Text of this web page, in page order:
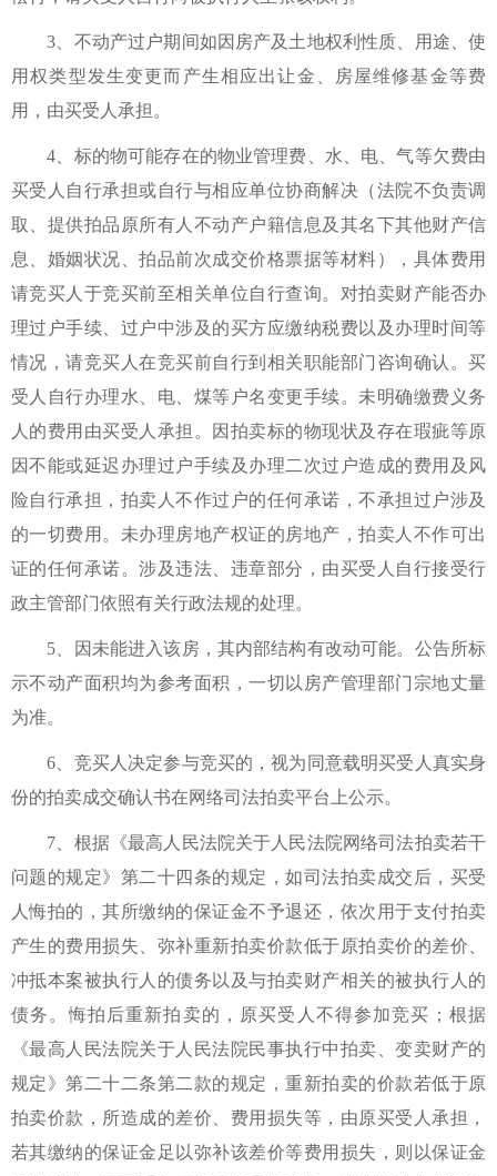
3、不动产过户期间如因房产及土地权利性质、用途、使
用权类型发生变更而产生相应出让金、房屋维修基金等费
用，由买受人承担。
4、标的物可能存在的物业管理费、水、电、气等欠费由
买受人自行承担或自行与相应单位协商解决（法院不负责调
取、提供拍品原所有人不动产户籍信息及其名下其他财产信
息、婚姻状况、拍品前次成交价格票据等材料），具体费用
请竞买人于竞买前至相关单位自行查询。对拍卖财产能否办
理过户手续、过户中涉及的买方应缴纳税费以及办理时间等
情况，请竞买人在竞买前自行到相关职能部门咨询确认。买
受人自行办理水、电、煤等户名变更手续。未明确缴费义务
人的费用由买受人承担。因拍卖标的物现状及存在瑕疵等原
因不能或延迟办理过户手续及办理二次过户造成的费用及风
险自行承担，拍卖人不作过户的任何承诺，不承担过户涉及
的一切费用。未办理房地产权证的房地产，拍卖人不作可出
证的任何承诺。涉及违法、违章部分，由买受人自行接受行
政主管部门依照有关行政法规的处理。
5、因未能进入该房，其内部结构有改动可能。公告所标
示不动产面积均为参考面积，一切以房产管理部门宗地丈量
为准。
6、竞买人决定参与竞买的，视为同意载明买受人真实身
份的拍卖成交确认书在网络司法拍卖平台上公示。
7、根据《最高人民法院关于人民法院网络司法拍卖若干
问题的规定》第二十四条的规定，如司法拍卖成交后，买受
人悔拍的，其所缴纳的保证金不予退还，依次用于支付拍卖
产生的费用损失、弥补重新拍卖价款低于原拍卖价的差价、
冲抵本案被执行人的债务以及与拍卖财产相关的被执行人的
债务。悔拍后重新拍卖的，原买受人不得参加竞买；根据
《最高人民法院关于人民法院民事执行中拍卖、变卖财产的
规定》第二十二条第二款的规定，重新拍卖的价款若低于原
拍卖价款，所造成的差价、费用损失等，由原买受人承担，
若其缴纳的保证金足以弥补该差价等费用损失，则以保证金